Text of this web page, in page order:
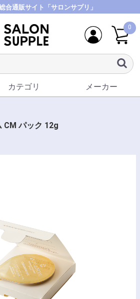
合通販サイト「サロンサプリ」
0
カテゴリ メーカー
CM パック 12g